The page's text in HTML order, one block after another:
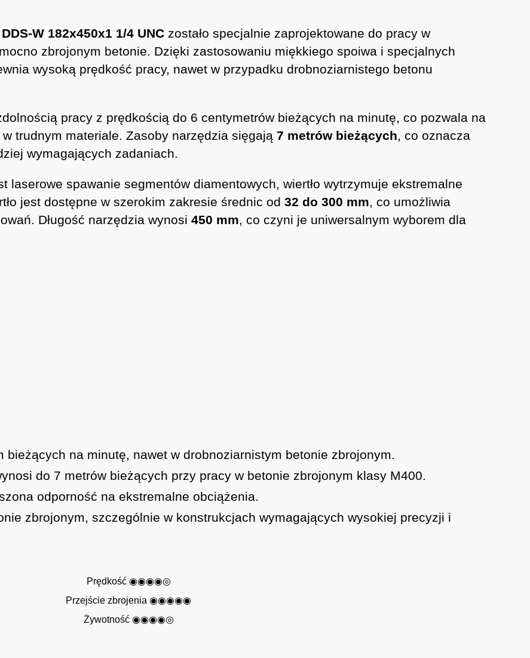
DDS-W 182x450x1 1/4 UNC zostało specjalnie zaprojektowane do pracy w
zbrojonym betonie. Dzięki zastosowaniu miękkiego spoiwa i specjalnych
wysoką prędkość pracy, nawet w przypadku drobnoziarnistego betonu
pracy z prędkością do 6 centymetrów bieżących na minutę, co pozwala na
trudnym materiale. Zasoby narzędzia sięgają 7 metrów bieżących, co oznacza
wymagających zadaniach.
laserowe spawanie segmentów diamentowych, wiertło wytrzymuje ekstremalne
jest dostępne w szerokim zakresie średnic od 32 do 300 mm, co umożliwia
Długość narzędzia wynosi 450 mm, co czyni je uniwersalnym wyborem dla
bieżących na minutę, nawet w drobnoziarnistym betonie zbrojonym.
do 7 metrów bieżących przy pracy w betonie zbrojonym klasy M400.
odporność na ekstremalne obciążenia.
zbrojonym, szczególnie w konstrukcjach wymagających wysokiej precyzji i
Prędkość ◉◉◉◉◎
Przejście zbrojenia ◉◉◉◉◉
Żywotność ◉◉◉◉◎